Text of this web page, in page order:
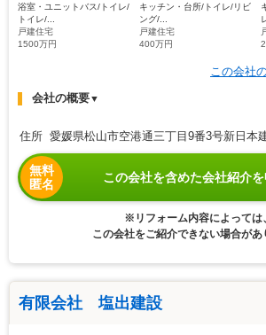
浴室・ユニットバス/トイレ/
トイレ/...
戸建住宅
1500万円
キッチン・台所/トイレ/リビ
ング/...
戸建住宅
400万円
この会社
会社の概要▼
住所 愛媛県松山市空港通三丁目9番3号新日本
無料
匿名
この会社を含めた会社紹介
※リフォーム内容によっては、
この会社をご紹介できない場合があ
有限会社 塩出建設